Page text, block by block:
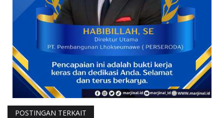
POSTINGAN TERKAIT